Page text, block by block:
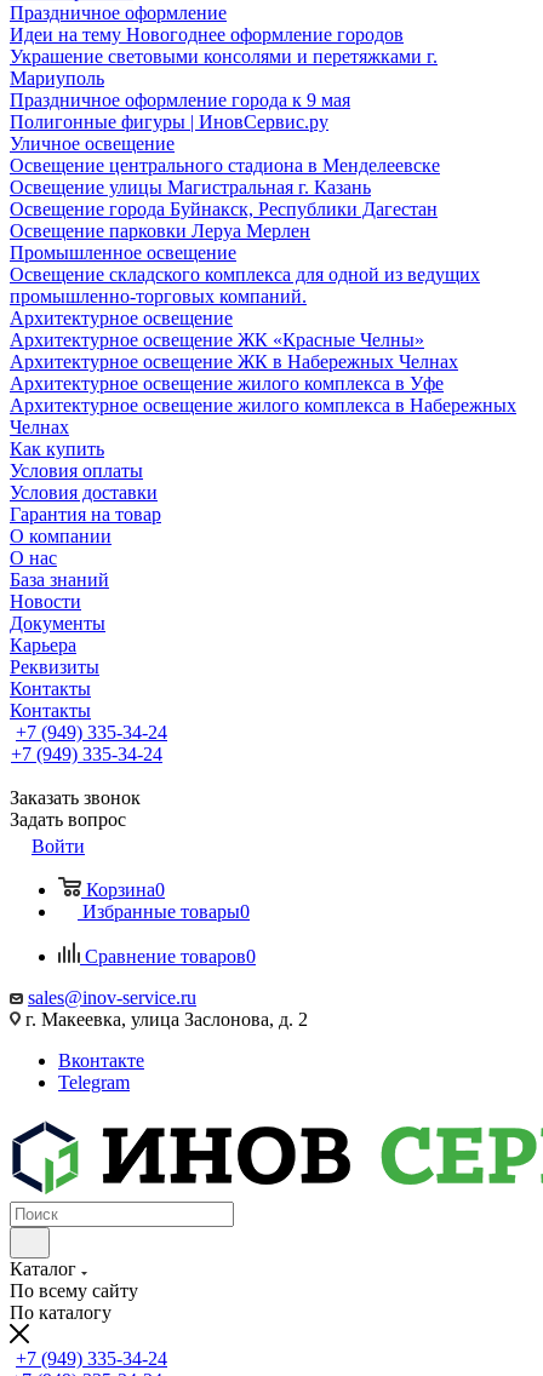
Праздничное оформление
Идеи на тему Новогоднее оформление городов
Украшение световыми консолями и перетяжками г.
Мариуполь
Праздничное оформление города к 9 мая
Полигонные фигуры | ИновСервис.ру
Уличное освещение
Освещение центрального стадиона в Менделеевске
Освещение улицы Магистральная г. Казань
Освещение города Буйнакск, Республики Дагестан
Освещение парковки Леруа Мерлен
Промышленное освещение
Освещение складского комплекса для одной из ведущих
промышленно-торговых компаний.
Архитектурное освещение
Архитектурное освещение ЖК «Красные Челны»
Архитектурное освещение ЖК в Набережных Челнах
Архитектурное освещение жилого комплекса в Уфе
Архитектурное освещение жилого комплекса в Набережных
Челнах
Как купить
Условия оплаты
Условия доставки
Гарантия на товар
О компании
О нас
База знаний
Новости
Документы
Карьера
Реквизиты
Контакты
Контакты
+7 (949) 335-34-24
+7 (949) 335-34-24
Заказать звонок
Задать вопрос
Войти
Корзина0
Избранные товары0
Сравнение товаров0
sales@inov-service.ru
г. Макеевка, улица Заслонова, д. 2
Вконтакте
Telegram
Каталог
По всему сайту
По каталогу
+7 (949) 335-34-24